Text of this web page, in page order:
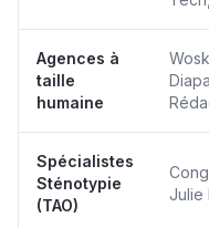
Agences à
taille
humaine
Spécialistes
Sténotypie
(TAO)
Julie